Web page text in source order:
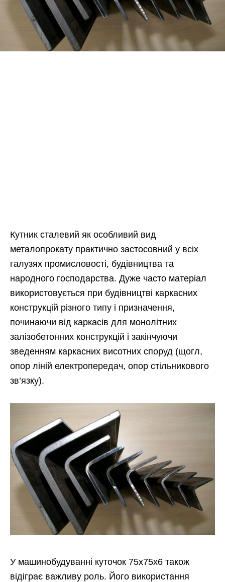
Кутник сталевий як особливий вид
металопрокату практично застосовний у всіх
галузях промисловості, будівництва та
народного господарства. Дуже часто матеріал
використовується при будівництві каркасних
конструкцій різного типу і призначення,
починаючи від каркасів для монолітних
залізобетонних конструкцій і закінчуючи
зведенням каркасних висотних споруд (щогл,
опор ліній електропередач, опор стільникового
зв’язку).
У машинобудуванні куточок 75х75х6 також
відіграє важливу роль. Його використання